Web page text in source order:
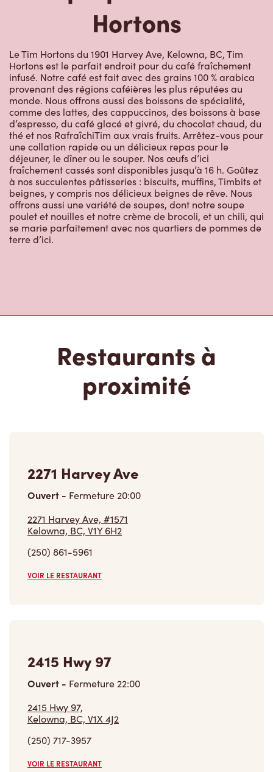
Le Tim Hortons du 1901 Harvey Ave, Kelowna, BC, Tim
Hortons est le parfait endroit pour du café fraîchement
infusé. Notre café est fait avec des grains 100 % arabica
provenant des régions caféières les plus réputées au
monde. Nous offrons aussi des boissons de spécialité,
comme des lattes, des cappuccinos, des boissons à base
d’espresso, du café glacé et givré, du chocolat chaud, du
thé et nos RafraîchiTim aux vrais fruits. Arrêtez-vous pour
une collation rapide ou un délicieux repas pour le
déjeuner, le dîner ou le souper. Nos œufs d’ici
fraîchement cassés sont disponibles jusqu’à 16 h. Goûtez
à nos succulentes pâtisseries : biscuits, muffins, Timbits et
beignes, y compris nos délicieux beignes de rêve. Nous
offrons aussi une variété de soupes, dont notre soupe
poulet et nouilles et notre crème de brocoli, et un chili, qui
se marie parfaitement avec nos quartiers de pommes de
terre d’ici.
proximité
Ouvert -Fermeture20:00
2271 Harvey Ave, #1571
Kelowna, BC, V1Y 6H2
(250) 861-5961
VOIR LE RESTAURANT
Ouvert -Fermeture
2415 Hwy 97,
Kelowna, BC, V1X 4J2
(250) 717-3957
VOIR LE RESTAURANT